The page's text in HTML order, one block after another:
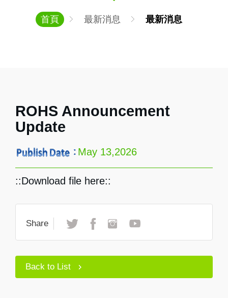
首頁 最新消息 最新消息
ROHS Announcement
Update
May 13,2026
::Download file here::
Share
Back to List